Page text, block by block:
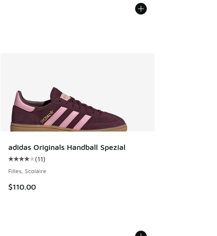
adidas Originals Handball Spezial
Cote moyenne du client - [4 sur 5 étoiles], 11
(11)
Filles, Scolaire
$110.00